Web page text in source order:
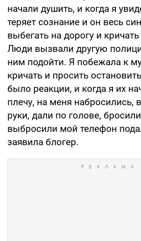
начали душить, и когда я
теряет сознание и он весь
выбегать на дорогу и
Люди вызвали другую
ним подойти. Я побежала к
кричать и просить
было реакции, и когда я их
плечу, на меня набросились,
руки, дали по голове,
выбросили мой телефон
заявила блогер.